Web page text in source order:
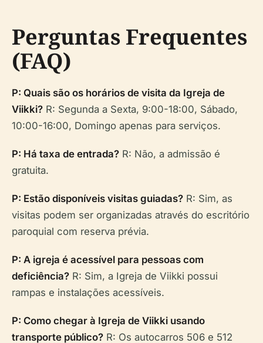
Perguntas Frequentes
(FAQ)
P: Quais são os horários de visita da Igreja de
Viikki? R: Segunda a Sexta, 9:00-18:00, Sábado,
10:00-16:00, Domingo apenas para serviços.
P: Há taxa de entrada? R: Não, a admissão é
gratuita.
P: Estão disponíveis visitas guiadas? R: Sim, as
visitas podem ser organizadas através do escritório
paroquial com reserva prévia.
P: A igreja é acessível para pessoas com
deficiência? R: Sim, a Igreja de Viikki possui
rampas e instalações acessíveis.
P: Como chegar à Igreja de Viikki usando
transporte público? R: Os autocarros 506 e 512